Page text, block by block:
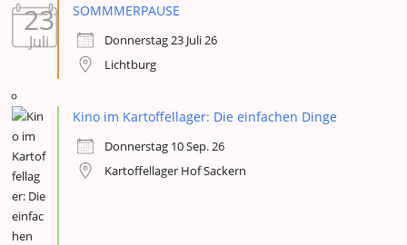
23
Juli
SOMMMERPAUSE
Donnerstag 23 Juli 26
Lichtburg
Kino im Kartoffellager: Die einfachen Dinge
Donnerstag 10 Sep. 26
Kartoffellager Hof Sackern